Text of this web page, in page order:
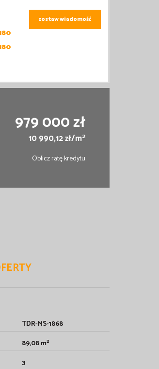
zostaw wiadomość
979 000 zł
10 990,12 zł/m2
Oblicz ratę kredytu
TDR-MS-1868
89,08 m²
3